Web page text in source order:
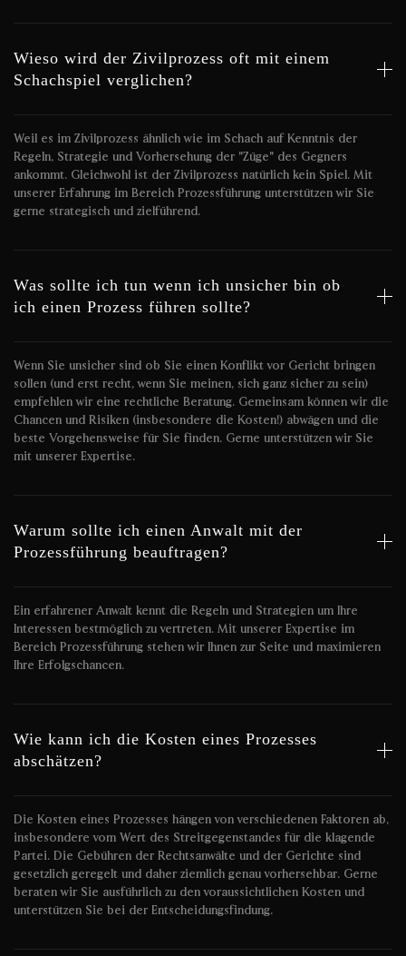
Wieso wird der Zivilprozess oft mit einem
Schachspiel verglichen?
Weil es im Zivilprozess ähnlich wie im Schach auf Kenntnis der
Regeln, Strategie und Vorhersehung der "Züge" des Gegners
ankommt. Gleichwohl ist der Zivilprozess natürlich kein Spiel. Mit
unserer Erfahrung im Bereich Prozessführung unterstützen wir Sie
gerne strategisch und zielführend.
Was sollte ich tun wenn ich unsicher bin ob
ich einen Prozess führen sollte?
Wenn Sie unsicher sind ob Sie einen Konflikt vor Gericht bringen
sollen (und erst recht, wenn Sie meinen, sich ganz sicher zu sein)
empfehlen wir eine rechtliche Beratung. Gemeinsam können wir die
Chancen und Risiken (insbesondere die Kosten!) abwägen und die
beste Vorgehensweise für Sie finden. Gerne unterstützen wir Sie
mit unserer Expertise.
Warum sollte ich einen Anwalt mit der
Prozessführung beauftragen?
Ein erfahrener Anwalt kennt die Regeln und Strategien um Ihre
Interessen bestmöglich zu vertreten. Mit unserer Expertise im
Bereich Prozessführung stehen wir Ihnen zur Seite und maximieren
Ihre Erfolgschancen.
Wie kann ich die Kosten eines Prozesses
abschätzen?
Die Kosten eines Prozesses hängen von verschiedenen Faktoren ab,
insbesondere vom Wert des Streitgegenstandes für die klagende
Partei. Die Gebühren der Rechtsanwälte und der Gerichte sind
gesetzlich geregelt und daher ziemlich genau vorhersehbar. Gerne
beraten wir Sie ausführlich zu den voraussichtlichen Kosten und
unterstützen Sie bei der Entscheidungsfindung.